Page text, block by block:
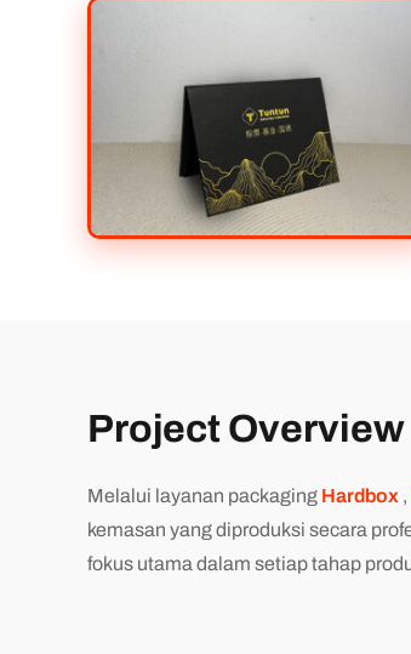
Project Overview
Melalui layanan packaging Hardbox ,
kemasan yang diproduksi secara
fokus utama dalam setiap tahap